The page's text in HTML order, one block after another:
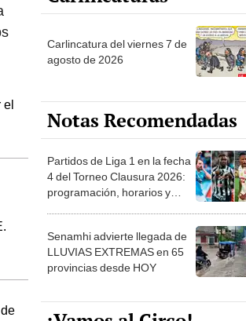
Carlincatura del viernes 7 de
agosto de 2026
Notas Recomendadas
Partidos de Liga 1 en la fecha
4 del Torneo Clausura 2026:
programación, horarios y
Senamhi advierte llegada de
LLUVIAS EXTREMAS en 65
provincias desde HOY